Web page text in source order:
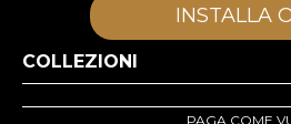
INSTALLA
COLLEZIONI
PAGA COME